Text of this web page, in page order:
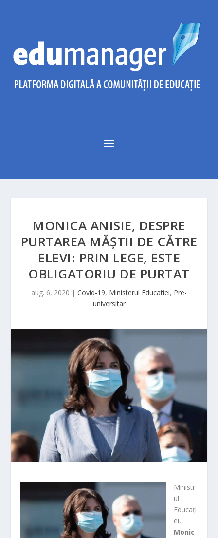
MONICA ANISIE, DESPRE
PURTAREA MĂŞTII DE CĂTRE
ELEVI: PRIN LEGE, ESTE
OBLIGATORIU DE PURTAT
aug. 6, 2020 | Covid-19, Ministerul Educatiei, Pre-
universitar
Ministr
ul
Educaţi
ei,
Monic